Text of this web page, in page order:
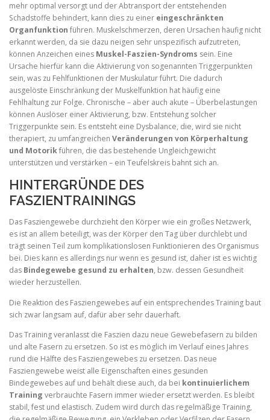
mehr optimal versorgt und der Abtransport der entstehenden
Schadstoffe behindert, kann dies zu einer eingeschränkten
Organfunktion führen. Muskelschmerzen, deren Ursachen häufig nicht
erkannt werden, da sie dazu neigen sehr unspezifisch aufzutreten,
können Anzeichen eines Muskel-Faszien-Syndroms sein. Eine
Ursache hierfür kann die Aktivierung von sogenannten Triggerpunkten
sein, was zu Fehlfunktionen der Muskulatur führt. Die dadurch
ausgelöste Einschränkung der Muskelfunktion hat häufig eine
Fehlhaltung zur Folge. Chronische – aber auch akute – Überbelastungen
können Auslöser einer Aktivierung, bzw. Entstehung solcher
Triggerpunkte sein. Es entsteht eine Dysbalance, die, wird sie nicht
therapiert, zu umfangreichen Veränderungen von Körperhaltung
und Motorikführen, die das bestehende Ungleichgewicht
unterstützen und verstärken – ein Teufelskreis bahnt sich an.
HINTERGRÜNDE DES
FASZIENTRAININGS
Das Fasziengewebe durchzieht den Körper wie ein großes Netzwerk,
es ist an allem beteiligt, was der Körper den Tag über durchlebt und
trägt seinen Teil zum komplikationslosen Funktionieren des Organismus
bei. Dies kann es allerdings nur wenn es gesund ist, daher ist es wichtig
das Bindegewebe gesund zu erhalten, bzw. dessen Gesundheit
wieder herzustellen.
Die Reaktion des Fasziengewebes auf ein entsprechendes Training baut
sich zwar langsam auf, dafür aber sehr dauerhaft.
Das Training veranlasst die Faszien dazu neue Gewebefasern zu bilden
und alte Fasern zu ersetzen. So ist es möglich im Verlauf eines Jahres
rund die Hälfte des Fasziengewebes zu ersetzen. Das neue
Fasziengewebe weist alle Eigenschaften eines gesunden
Bindegewebes auf und behält diese auch, da bei kontinuierlichem
Training verbrauchte Fasern immer wieder ersetzt werden. Es bleibt
stabil, fest und elastisch. Zudem wird durch das regelmäßige Training,